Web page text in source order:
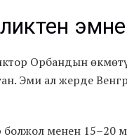
Орбандын
Эми ал жерде
менен 15–20